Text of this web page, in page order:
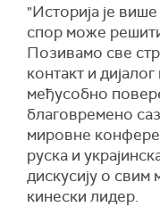
"Историја је
спор може
Позивамо све
контакт и
међусобно
благовремено
мировне
руска и
дискусију о свим
кинески лидер.